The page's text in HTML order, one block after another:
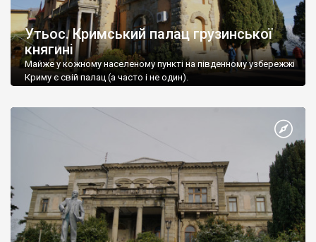
Утьос. Кримський палац грузинської
княгині
Майже у кожному населеному пункті на південному узбережжі
Криму є свій палац (а часто і не один).